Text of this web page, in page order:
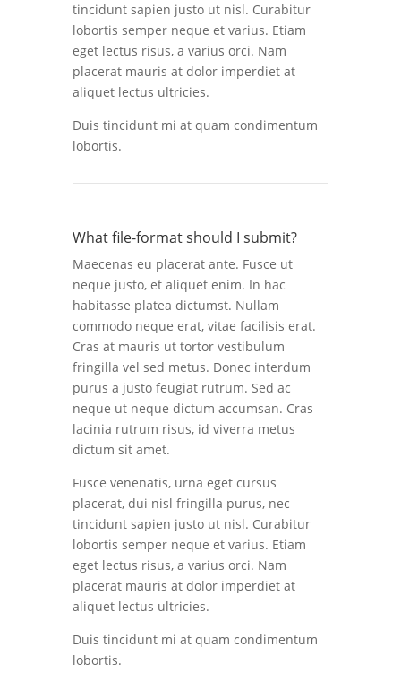
tincidunt sapien justo ut nisl. Curabitur
lobortis semper neque et varius. Etiam
eget lectus risus, a varius orci. Nam
placerat mauris at dolor imperdiet at
aliquet lectus ultricies.
Duis tincidunt mi at quam condimentum
lobortis.
What file-format should I submit?
Maecenas eu placerat ante. Fusce ut
neque justo, et aliquet enim. In hac
habitasse platea dictumst. Nullam
commodo neque erat, vitae facilisis erat.
Cras at mauris ut tortor vestibulum
fringilla vel sed metus. Donec interdum
purus a justo feugiat rutrum. Sed ac
neque ut neque dictum accumsan. Cras
lacinia rutrum risus, id viverra metus
dictum sit amet.
Fusce venenatis, urna eget cursus
placerat, dui nisl fringilla purus, nec
tincidunt sapien justo ut nisl. Curabitur
lobortis semper neque et varius. Etiam
eget lectus risus, a varius orci. Nam
placerat mauris at dolor imperdiet at
aliquet lectus ultricies.
Duis tincidunt mi at quam condimentum
lobortis.